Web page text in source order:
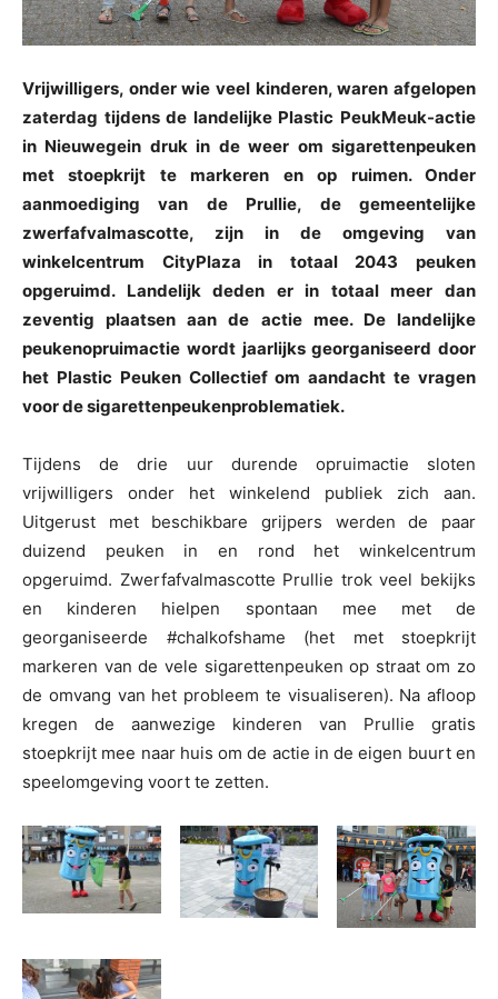
Vrijwilligers, onder wie veel kinderen, waren afgelopen
zaterdag tijdens de landelijke Plastic PeukMeuk-actie
in Nieuwegein druk in de weer om sigarettenpeuken
met stoepkrijt te markeren en op ruimen. Onder
aanmoediging van de Prullie, de gemeentelijke
zwerfafvalmascotte, zijn in de omgeving van
winkelcentrum CityPlaza in totaal 2043 peuken
opgeruimd. Landelijk deden er in totaal meer dan
zeventig plaatsen aan de actie mee. De landelijke
peukenopruimactie wordt jaarlijks georganiseerd door
het Plastic Peuken Collectief om aandacht te vragen
voor de sigarettenpeukenproblematiek.
Tijdens de drie uur durende opruimactie sloten
vrijwilligers onder het winkelend publiek zich aan.
Uitgerust met beschikbare grijpers werden de paar
duizend peuken in en rond het winkelcentrum
opgeruimd. Zwerfafvalmascotte Prullie trok veel bekijks
en kinderen hielpen spontaan mee met de
georganiseerde #chalkofshame (het met stoepkrijt
markeren van de vele sigarettenpeuken op straat om zo
de omvang van het probleem te visualiseren). Na afloop
kregen de aanwezige kinderen van Prullie gratis
stoepkrijt mee naar huis om de actie in de eigen buurt en
speelomgeving voort te zetten.